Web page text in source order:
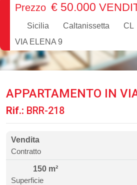
Prezzo € 50.000
Sicilia Caltanissetta
CL
VIA ELENA 9
APPARTAMENTO IN
Rif.: BRR-218
Vendita
Contratto
150 m²
Superficie